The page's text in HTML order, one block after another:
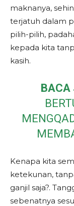
maknanya,
terjatuh dalam
pilih-pilih,
kepada kita
kasih.
BACA
Kenapa kita
ketekunan,
ganjil saja?.
sebenatnya